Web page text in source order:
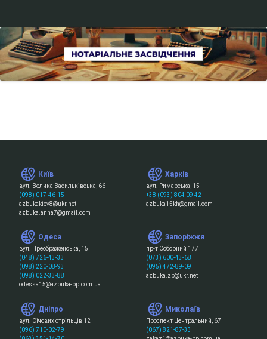
Київ
вул. Велика Васильківська, 66
(098) 017-46-15
azbukakiev8@ukr.net
azbuka.anna7@gmail.com
Харків
вул. Римарська, 15
+38 (093) 804 09 42
azbuka15kh@gmail.com
Одеса
вул. Преображенська, 15
(048) 726-43-33
(098) 220-08-93
(098) 022-33-88
odessa15@azbuka-bp.com.ua
Запоріжжя
пр-т Соборний 177
(073) 600-43-68
(095) 472-89-09
azbuka.zp@ukr.net
Дніпро
вул. Січових стрільців 12
(096) 710-02-79
Миколаїв
Проспект Центральний, 67
(067) 821-87-33